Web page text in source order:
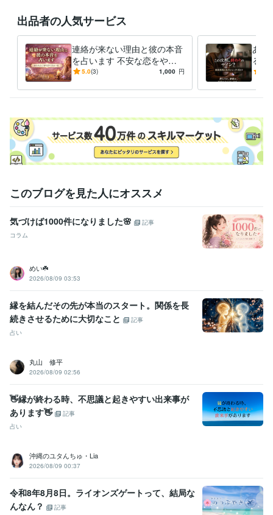
出品者の人気サービス
連絡が来ない理由と彼の本音
を占います 不安な恋をやさ
しく整理し次の一歩を示しま
5.0(3) 1,000 円
あの
るか
未来
このブログを見た人にオススメ
気づけば1000件になりました🌸
記事
コラム
めい☘️
2026/08/09 03:53
縁を結んだその先が本当のスタート。関係を長
続きさせるために大切なこと
記事
占い
丸山 修平
2026/08/09 02:56
👋縁が終わる時、不思議と起きやすい出来事が
あります👋
記事
占い
沖縄のユタんちゅ・Lia
2026/08/09 00:37
令和8年8月8日。ライオンズゲートって、結局な
んなん？
記事